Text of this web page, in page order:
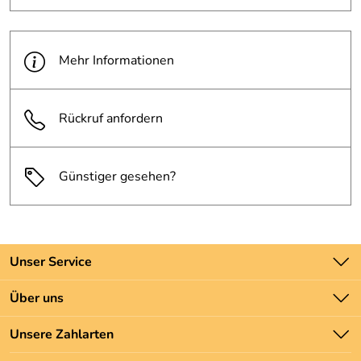
Mehr Informationen
Rückruf anfordern
Günstiger gesehen?
Unser Service
Kontakt
Batteriegesetz
Newsletter
Über uns
Unsere Bestseller
Marken
Unsere Zahlarten